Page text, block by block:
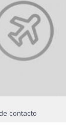
contacto